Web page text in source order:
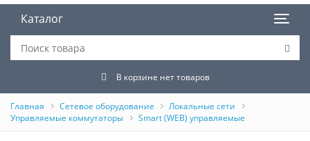
Каталог
В корзине нет товаров
Главная Сетевое оборудование
Локальные сети
Управляемые коммутаторы
Smart (WEB) управляемые